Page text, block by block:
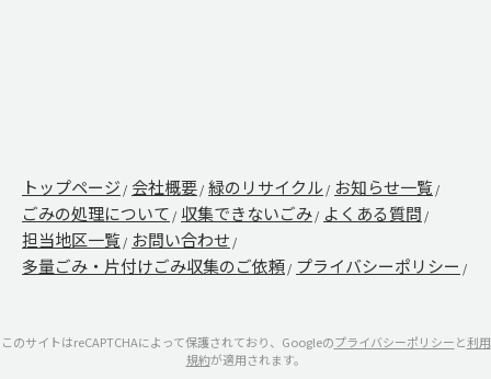
トップページ 会社概要 緑のリサイクル
お知らせ一覧
ごみの処理について 収集できないごみ よくある質問
担当地区一覧
お問い合わせ
多量ごみ・片付けごみ収集のご依頼 プライバシーポリシー
このサイトはreCAPTCHAによって保護されており、Googleのプライバシーポリシーと利用
規約が適用されます。